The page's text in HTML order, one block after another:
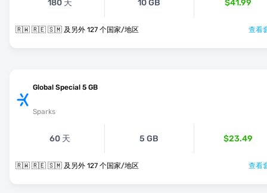
180 天 10 GB $41.99
🇷🇼 🇷🇪 🇸🇲 及另外 127 个国家/地区 查看
Global Special 5 GB
Sparks
60 天 5 GB $23.49
🇷🇼 🇷🇪 🇸🇲 及另外 127 个国家/地区 查看